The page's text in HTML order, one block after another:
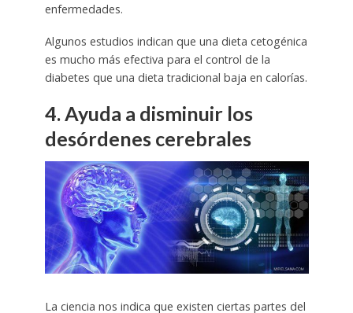
enfermedades.
Algunos estudios indican que una dieta cetogénica
es mucho más efectiva para el control de la
diabetes que una dieta tradicional baja en calorías.
4. Ayuda a disminuir los
desórdenes cerebrales
La ciencia nos indica que existen ciertas partes del